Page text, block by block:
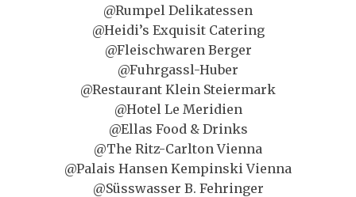
@Rumpel Delikatessen
@Heidi’s Exquisit Catering
@Fleischwaren Berger
@Fuhrgassl-Huber
@Restaurant Klein Steiermark
@Hotel Le Meridien
@Ellas Food & Drinks
@The Ritz-Carlton Vienna
@Palais Hansen Kempinski Vienna
@Süsswasser B. Fehringer